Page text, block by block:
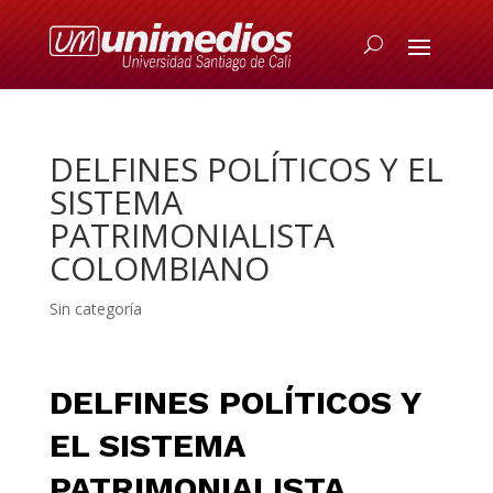
DELFINES POLÍTICOS Y EL
SISTEMA
PATRIMONIALISTA
COLOMBIANO
Sin categoría
DELFINES POLÍTICOS Y
EL SISTEMA